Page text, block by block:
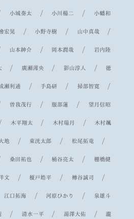
小城奏太 / 小川楊二 / 小幡和
宏晃 / 小野寺樹 / 山中真哉 /
山本紳介 / 岡本潤哉 / 岩内陸
/ 廣瀬澪央 / 影山淳人 /徳
瀬利通 / 手島研 / 掃部智寛 /
曽我茂行 / 服部蓮 / 望月信昭
木平翔太 / 木村瑞月 / 木村颯
地 / 東洸太郎 / 松尾拓竜 /
桑田祐也 /桶谷亮太 / 棚橋健
文 /榎戸皓平 / 樽谷誠司 /
江口拓海 / 河原ひかり / 泉雄斗
/ 清水一平 / 湯澤大佑 /瀧